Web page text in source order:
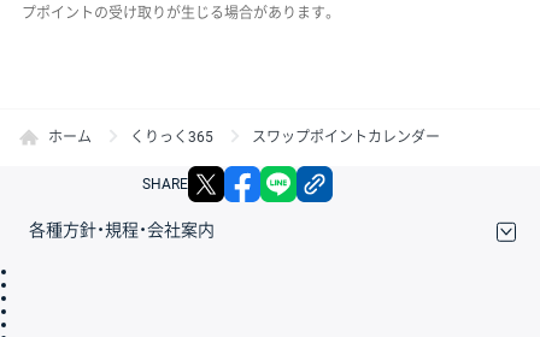
プポイントの受け取りが生じる場合があります。
ホーム くりっく365 スワップポイントカレンダー
SHARE X facebook
各種方針・規程・会社案内